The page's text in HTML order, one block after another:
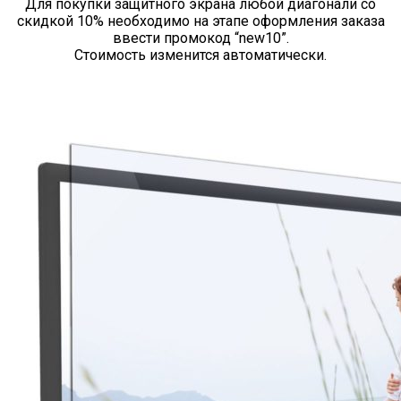
Для покупки защитного экрана любой диагонали со
скидкой 10% необходимо на этапе оформления заказа
ввести промокод “new10”.
Стоимость изменится автоматически.